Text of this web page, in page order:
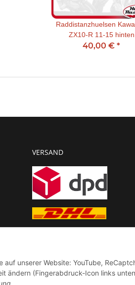
unserer Website: YouTube,
ändern (Fingerabdruck-Icon links
Raddistanzhuelsen
ZX10-R 11-15 hinten
40,00 €*
VERSAND